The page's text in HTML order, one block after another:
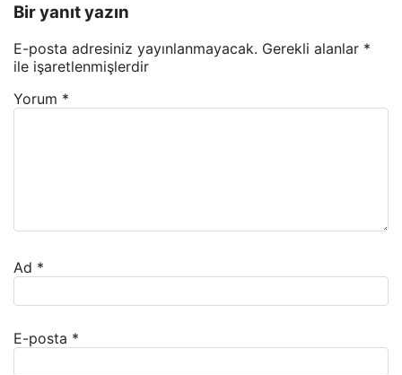
Bir yanıt yazın
E-posta adresiniz yayınlanmayacak. Gerekli alanlar *
ile işaretlenmişlerdir
Yorum *
Ad *
E-posta *